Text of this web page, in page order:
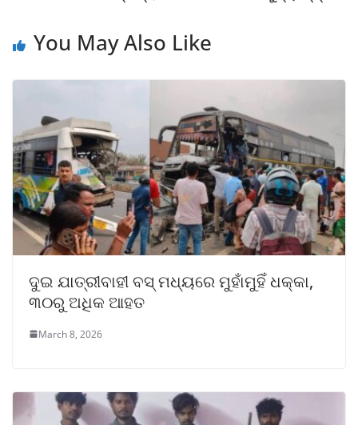
You May Also Like
ଦୁଇ ଯାତ୍ରୀବାହୀ ବସ୍ ମଧ୍ୟରେ ମୁହାଁମୁହିଁ ଧକ୍କା,
୩୦ରୁ ଅଧିକ ଆହତ
March 8, 2026